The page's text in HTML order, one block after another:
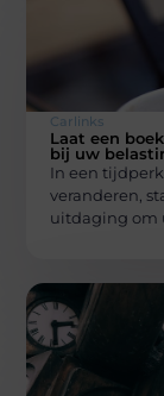
Carlinks
Laat een
bij uw
In een
veranderen,
uitdaging om